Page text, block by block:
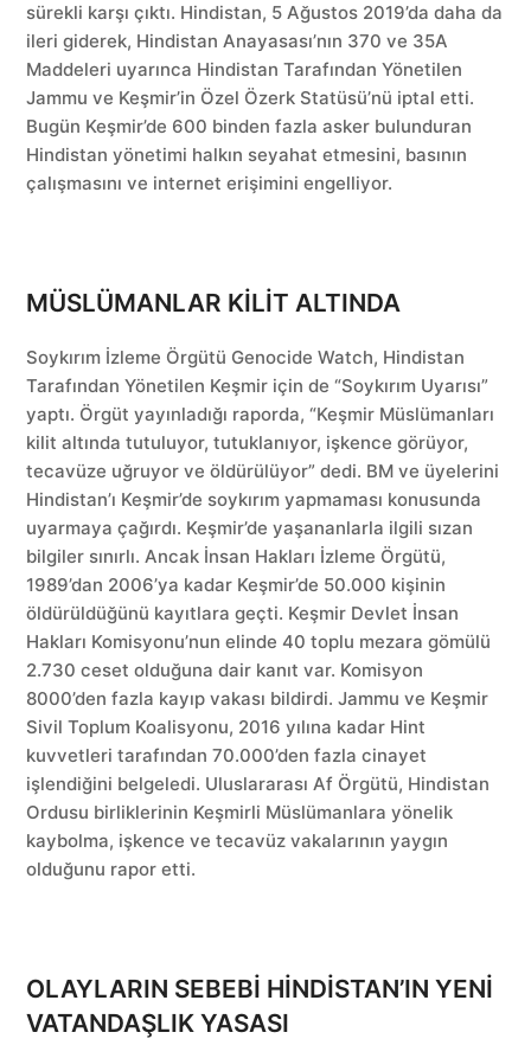
sürekli karşı çıktı. Hindistan, 5 Ağustos 2019’da daha da
ileri giderek, Hindistan Anayasası’nın 370 ve 35A
Maddeleri uyarınca Hindistan Tarafından Yönetilen
Jammu ve Keşmir’in Özel Özerk Statüsü’nü iptal etti.
Bugün Keşmir’de 600 binden fazla asker bulunduran
Hindistan yönetimi halkın seyahat etmesini, basının
çalışmasını ve internet erişimini engelliyor.
MÜSLÜMANLAR KİLİT ALTINDA
Soykırım İzleme Örgütü Genocide Watch, Hindistan
Tarafından Yönetilen Keşmir için de “Soykırım Uyarısı”
yaptı. Örgüt yayınladığı raporda, “Keşmir Müslümanları
kilit altında tutuluyor, tutuklanıyor, işkence görüyor,
tecavüze uğruyor ve öldürülüyor” dedi. BM ve üyelerini
Hindistan’ı Keşmir’de soykırım yapmaması konusunda
uyarmaya çağırdı. Keşmir’de yaşananlarla ilgili sızan
bilgiler sınırlı. Ancak İnsan Hakları İzleme Örgütü,
1989’dan 2006’ya kadar Keşmir’de 50.000 kişinin
öldürüldüğünü kayıtlara geçti. Keşmir Devlet İnsan
Hakları Komisyonu’nun elinde 40 toplu mezara gömülü
2.730 ceset olduğuna dair kanıt var. Komisyon
8000’den fazla kayıp vakası bildirdi. Jammu ve Keşmir
Sivil Toplum Koalisyonu, 2016 yılına kadar Hint
kuvvetleri tarafından 70.000’den fazla cinayet
işlendiğini belgeledi. Uluslararası Af Örgütü, Hindistan
Ordusu birliklerinin Keşmirli Müslümanlara yönelik
kaybolma, işkence ve tecavüz vakalarının yaygın
olduğunu rapor etti.
OLAYLARIN SEBEBİ HİNDİSTAN’IN YENİ
VATANDAŞLIK YASASI